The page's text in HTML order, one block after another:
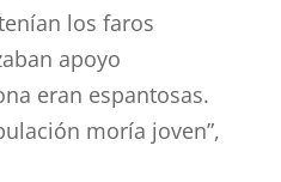
los faros
apoyo
eran espantosas.
moría joven”,